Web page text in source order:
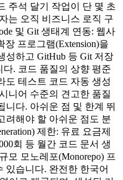
주석 달기 작업이 단 몇 초
는 오직 비즈니스 로직 구
및 Git 생태계 연동: 웹사
장 프로그램(Extension)을
성하고 GitHub 등 Git 저장
. 코드 품질의 상향 평준
도 테스트 코드 자동 생성
니어 수준의 견고한 품질
니다. 아쉬운 점 및 한계 뛰
려해야 할 아쉬운 점도 분
제한: 유료 요금제
회 등 월간 코드 문서 생
모 모노레포(Monorepo) 프
있습니다. 완전한 한국어